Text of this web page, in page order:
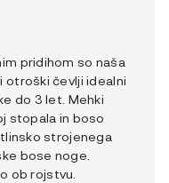
pridihom so naša
otroški čevlji idealni
do 3 let. Mehki
stopala in boso
strojenega
bose noge.
ob rojstvu.